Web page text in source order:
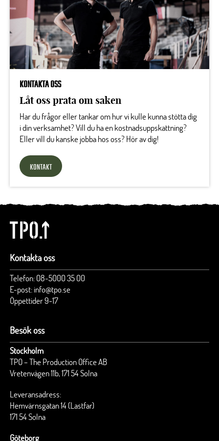
KONTAKTA OSS
Låt oss prata om saken
Har du frågor eller tankar om hur vi kulle kunna stötta dig
i din verksamhet? Vill du ha en kostnadsuppskattning?
Eller vill du kanske jobba hos oss? Hör av dig!
KONTAKT
Kontakta oss
Telefon: 08-5000 35 00
E-post: info@tpo.se
Öppettider 9-17
Besök oss
Stockholm
TPO – The Production Office AB
Vretenvägen 11b, 171 54 Solna
Leveransadress:
Hemvärnsgatan 14 (Lastfar)
171 54 Solna
Göteborg